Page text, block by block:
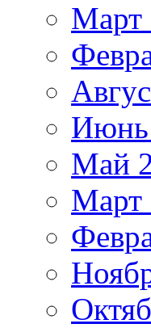
Март
Июнь
Май
Март